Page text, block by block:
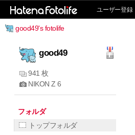
ユーザー登録
good49's fotolife
good49
941 枚
NIKON Z 6
フォルダ
トップフォルダ